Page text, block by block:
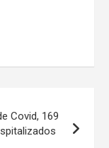
Covid, 169